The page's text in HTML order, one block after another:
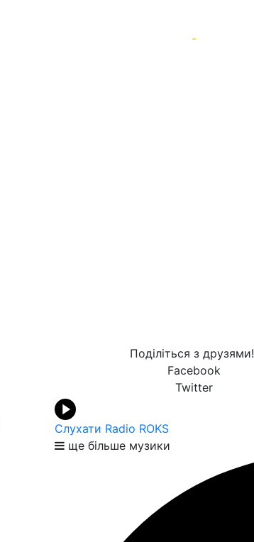
-
Поділіться з друзями!
Facebook
Twitter
Слухати Radio ROKS
ще більше музики